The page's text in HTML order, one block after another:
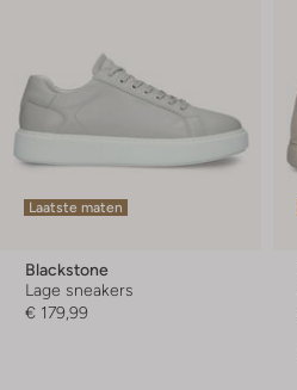
Laatste maten
Blackstone
Lage sneakers
€ 179,99